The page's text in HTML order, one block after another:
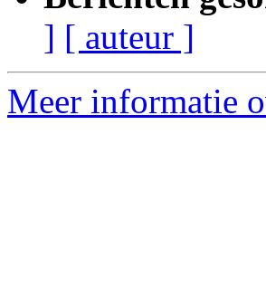
] [ auteur ]
Meer informatie